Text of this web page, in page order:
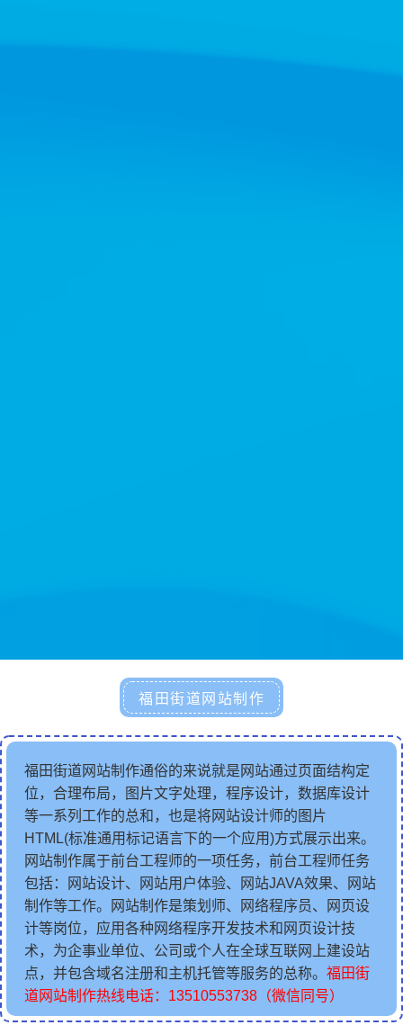
福田街道网站制作
福田街道网站制作通俗的来说就是网站通过页面结构定
位，合理布局，图片文字处理，程序设计，数据库设计
等一系列工作的总和，也是将网站设计师的图片
HTML(标准通用标记语言下的一个应用)方式展示出来。
网站制作属于前台工程师的一项任务，前台工程师任务
包括：网站设计、网站用户体验、网站JAVA效果、网站
制作等工作。网站制作是策划师、网络程序员、网页设
计等岗位，应用各种网络程序开发技术和网页设计技
术，为企事业单位、公司或个人在全球互联网上建设站
点，并包含域名注册和主机托管等服务的总称。 福田街
道网站制作热线电话：13510553738（微信同号）